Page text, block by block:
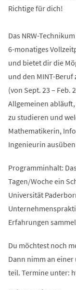
Richtige für dich!
Das NRW-
6-monatiges
und bietet dir die
und den MINT-
(von Sept. 23 – Feb.
Allgemeinen abläuft,
zu studieren und
Mathematikerin,
Ingenieurin
Programminhalt:
Tagen/Woche ein
Universität
Erfahrungen
Du möchtest noch
Dann nimm an
teil. Termine unter: